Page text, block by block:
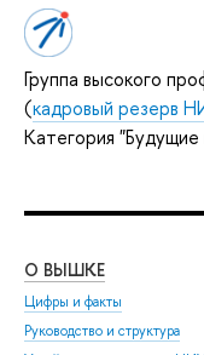
Группа высокого
(кадровый резерв
Категория
О ВЫШКЕ
Цифры и факты
Руководство и структура